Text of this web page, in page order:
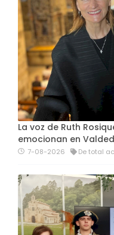
La voz de Ruth
emocionan en
7-08-2026 De total